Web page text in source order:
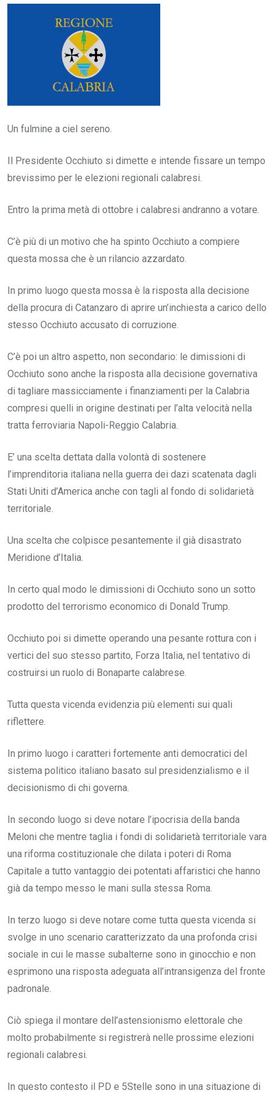
Un fulmine a ciel sereno.
Il Presidente Occhiuto si dimette e intende fissare un tempo
brevissimo per le elezioni regionali calabresi.
Entro la prima metà di ottobre i calabresi andranno a votare.
C’è più di un motivo che ha spinto Occhiuto a compiere
questa mossa che è un rilancio azzardato.
In primo luogo questa mossa è la risposta alla decisione
della procura di Catanzaro di aprire un’inchiesta a carico dello
stesso Occhiuto accusato di corruzione.
C’è poi un altro aspetto, non secondario: le dimissioni di
Occhiuto sono anche la risposta alla decisione governativa
di tagliare massicciamente i finanziamenti per la Calabria
compresi quelli in origine destinati per l’alta velocità nella
tratta ferroviaria Napoli-Reggio Calabria.
E’ una scelta dettata dalla volontà di sostenere
l’imprenditoria italiana nella guerra dei dazi scatenata dagli
Stati Uniti d’America anche con tagli al fondo di solidarietà
territoriale.
Una scelta che colpisce pesantemente il già disastrato
Meridione d’Italia.
In certo qual modo le dimissioni di Occhiuto sono un sotto
prodotto del terrorismo economico di Donald Trump.
Occhiuto poi si dimette operando una pesante rottura con i
vertici del suo stesso partito, Forza Italia, nel tentativo di
costruirsi un ruolo di Bonaparte calabrese.
Tutta questa vicenda evidenzia più elementi sui quali
riflettere.
In primo luogo i caratteri fortemente anti democratici del
sistema politico italiano basato sul presidenzialismo e il
decisionismo di chi governa.
In secondo luogo si deve notare l’ipocrisia della banda
Meloni che mentre taglia i fondi di solidarietà territoriale vara
una riforma costituzionale che dilata i poteri di Roma
Capitale a tutto vantaggio dei potentati affaristici che hanno
già da tempo messo le mani sulla stessa Roma.
In terzo luogo si deve notare come tutta questa vicenda si
svolge in uno scenario caratterizzato da una profonda crisi
sociale in cui le masse subalterne sono in ginocchio e non
esprimono una risposta adeguata all’intransigenza del fronte
padronale.
Ciò spiega il montare dell’astensionismo elettorale che
molto probabilmente si registrerà nelle prossime elezioni
regionali calabresi.
In questo contesto il PD e 5Stelle sono in una situazione di